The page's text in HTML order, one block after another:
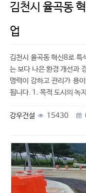
김천시 율곡동
업
김천시 율곡동 혁신8로 특
는 보다 나은 환경 개선과
명력이 강하고 관리가 용
됩니다. 1. 목적 도시의 녹
강우건설 15430